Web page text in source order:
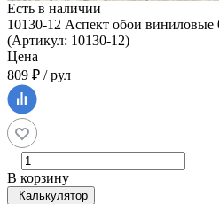
Есть в наличии
10130-12 Аспект обои виниловые
(Артикул: 10130-12)
Цена
809 ₽ / рул
В корзину
Калькулятор